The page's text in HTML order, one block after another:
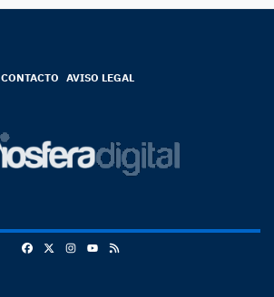
CONTACTO AVISO LEGAL
FacebookInstagram